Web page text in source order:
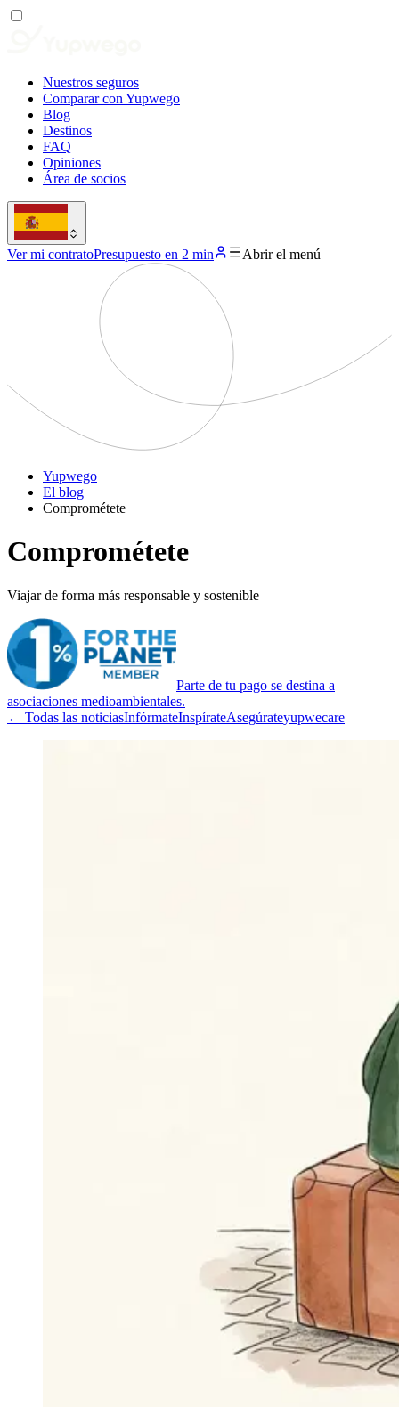
Nuestros seguros
Comparar con Yupwego
Blog
Destinos
FAQ
Opiniones
Área de socios
Ver mi contratoPresupuesto en 2 min Abrir el menú
Yupwego
El blog
Comprométete
Comprométete
Viajar de forma más responsable y sostenible
Parte de tu pago se destina a
asociaciones medioambientales.
← Todas las noticiasInfórmateInspírateAsegúrateyupwecare